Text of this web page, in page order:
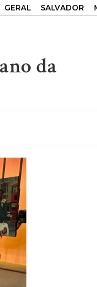
GERAL SALVADOR
da